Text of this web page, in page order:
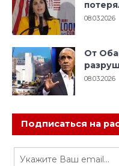
08.03.2026
От
08.03.2026
Подписаться на